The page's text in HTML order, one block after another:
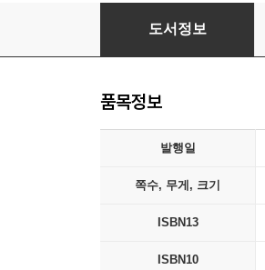
사랑 앞에 두 번 깨어나는
도서정보
품목정보
발행일
쪽수, 무게, 크기
ISBN13
ISBN10